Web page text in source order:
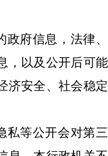
府信息，法律、
，以及公开后可能
济安全、社会稳定
私等公开会对第三